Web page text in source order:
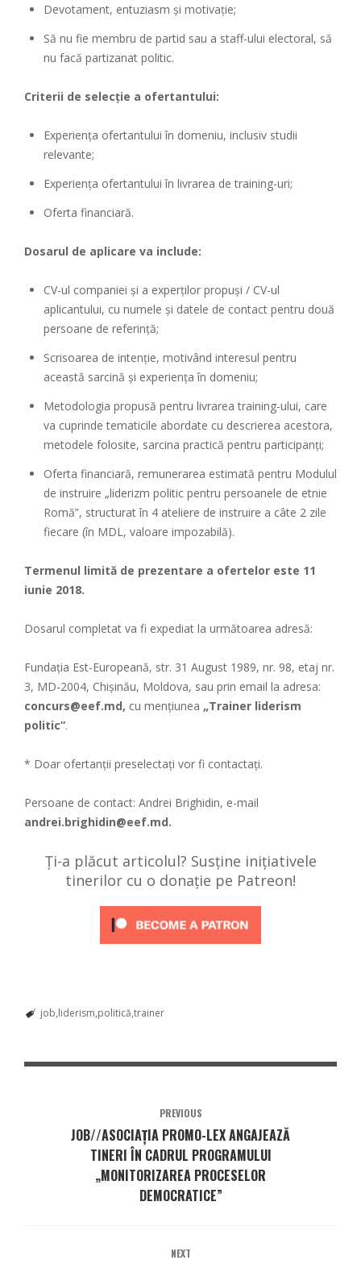
Devotament, entuziasm şi motivaţie;
Să nu fie membru de partid sau a staff-ului electoral, să
nu facă partizanat politic.
Criterii de selecţie a ofertantului:
Experienţa ofertantului în domeniu, inclusiv studii
relevante;
Experienţa ofertantului în livrarea de training-uri;
Oferta financiară.
Dosarul de aplicare va include:
CV-ul companiei și a experţilor propuși / CV-ul
aplicantului, cu numele şi datele de contact pentru două
persoane de referinţă;
Scrisoarea de intenţie, motivând interesul pentru
această sarcină şi experienţa în domeniu;
Metodologia propusă pentru livrarea training-ului, care
va cuprinde tematicile abordate cu descrierea acestora,
metodele folosite, sarcina practică pentru participanţi;
Oferta financiară, remunerarea estimată pentru Modulul
de instruire „liderizm politic pentru persoanele de etnie
Romă”, structurat în 4 ateliere de instruire a câte 2 zile
fiecare (în MDL, valoare impozabilă).
Termenul limită de prezentare a ofertelor este 11
iunie 2018.
Dosarul completat va fi expediat la următoarea adresă:
Fundaţia Est-Europeană, str. 31 August 1989, nr. 98, etaj nr.
3, MD-2004, Chișinău, Moldova, sau prin email la adresa:
concurs@eef.md, cu menţiunea „Trainer liderism
politic”.
* Doar ofertanţii preselectaţi vor fi contactaţi.
Persoane de contact: Andrei Brighidin, e-mail
andrei.brighidin@eef.md.
Ți-a plăcut articolul? Susține inițiativele
tinerilor cu o donație pe Patreon!
job liderism politică trainer
PREVIOUS
JOB//ASOCIAȚIA PROMO-LEX ANGAJEAZĂ
TINERI ÎN CADRUL PROGRAMULUI
„MONITORIZAREA PROCESELOR
DEMOCRATICE”
NEXT